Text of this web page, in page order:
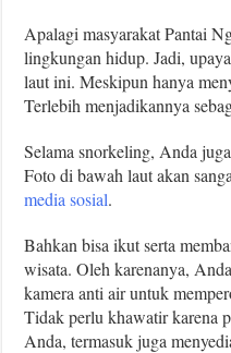
Apalagi masyarakat Pantai
lingkungan hidup. Jadi,
laut ini. Meskipun hanya
Terlebih menjadikannya
Selama snorkeling, Anda
Foto di bawah laut akan
media sosial.
Bahkan bisa ikut serta
wisata. Oleh karenanya,
kamera anti air untuk
Tidak perlu khawatir karena
Anda, termasuk juga